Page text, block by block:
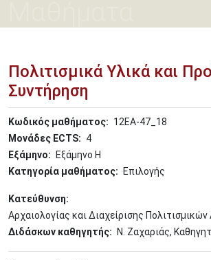
Πολιτισμικά Υλικά και
Συντήρηση
Κωδικός μαθήματος
12ΕΑ-47_18
Μονάδες ECTS
4
Εξάμηνο
Εξάμηνο Η
Κατηγορία μαθήματος
Επιλογής
Κατεύθυνση
Αρχαιολογίας και Διαχείρισης
Διδάσκων καθηγητής
Ν. Ζαχαριάς,